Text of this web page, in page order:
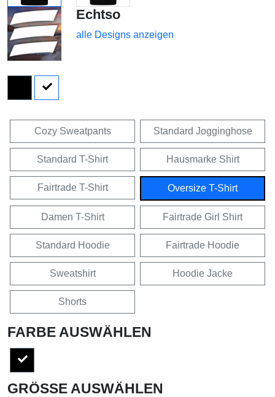
Echtso
alle Designs anzeigen
Cozy Sweatpants Standard Jogginghose
Standard T-Shirt Hausmarke Shirt
Fairtrade T-Shirt Oversize T-Shirt
Damen T-Shirt Fairtrade Girl Shirt
Standard Hoodie Fairtrade Hoodie
Sweatshirt Hoodie Jacke
Shorts
FARBE AUSWÄHLEN
GRÖSSE AUSWÄHLEN